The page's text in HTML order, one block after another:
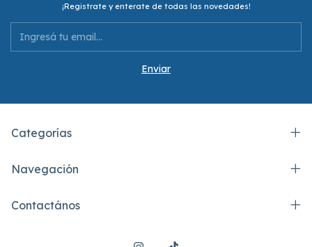
¡Registrate y enterate de todas las novedades!
Categorías
Navegación
Contactános